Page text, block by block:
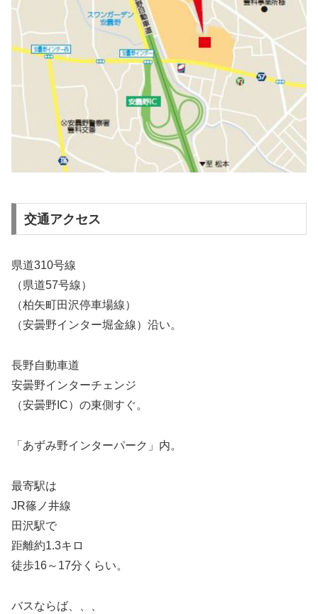
交通アクセス
県道310号線
（県道57号線）
（柏矢町田沢停車場線）
（安曇野インター堀金線）沿い。
長野自動車道
安曇野インターチェンジ
（安曇野IC）の東側すぐ。
「あずみ野インターパーク」内。
最寄駅は
JR篠ノ井線
田沢駅で
距離約1.3キロ
徒歩16～17分くらい。
バスならば、、、